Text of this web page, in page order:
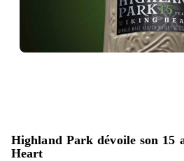
Highland Park dévoile son 15
Heart